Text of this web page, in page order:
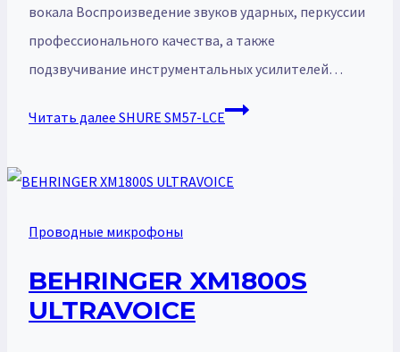
вокала Воспроизведение звуков ударных, перкуссии
профессионального качества, а также
подзвучивание инструментальных усилителей…
Читать далее SHURE SM57-LCE
Проводные микрофоны
BEHRINGER XM1800S
ULTRAVOICE